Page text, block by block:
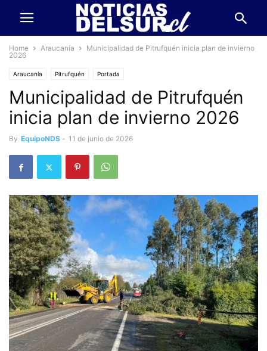
Home Araucanía
Municipalidad de Pitrufquén inicia plan de invierno
2026
Araucanía Pitrufquén Portada
Municipalidad de Pitrufquén
inicia plan de invierno 2026
By EquipoNDS - 11 de junio de 2026